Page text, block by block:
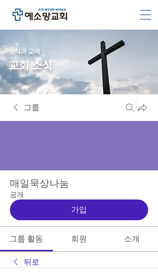
소식과 교제
교회 소식
그룹
매일묵상나눔
공개
가입
그룹 활동 회원 소개
뒤로